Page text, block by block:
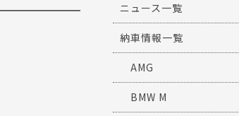
ニュース一覧
納車情報一覧
AMG
BMW M